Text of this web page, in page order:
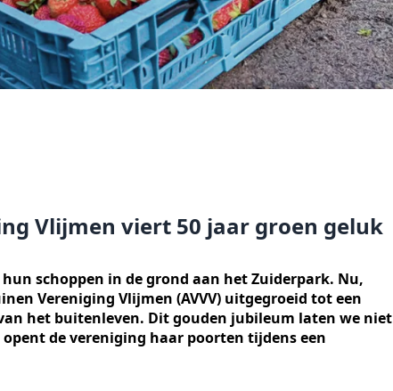
Vlijmen viert 50 jaar groen geluk
schoppen in de grond aan het Zuiderpark. Nu,
Vereniging Vlijmen (AVVV) uitgegroeid tot een
het buitenleven. Dit gouden jubileum laten we niet
de vereniging haar poorten tijdens een